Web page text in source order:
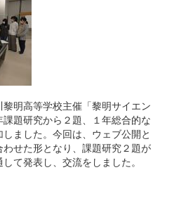
明高等学校主催「黎明サイエン
題研究から２題、１年総合的な
ました。今回は、ウェブ公開と
せた形となり、課題研究２題が
て発表し、交流をしました。